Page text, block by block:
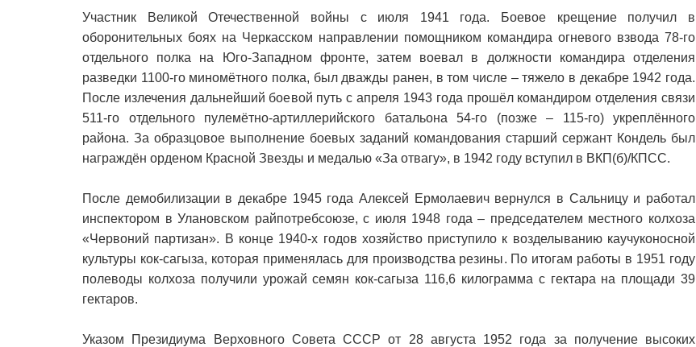
Участник Великой Отечественной войны с июля 1941 года. Боевое крещение получил в
оборонительных боях на Черкасском направлении помощником командира огневого взвода 78-го
отдельного полка на Юго-Западном фронте, затем воевал в должности командира отделения
разведки 1100-го миномётного полка, был дважды ранен, в том числе – тяжело в декабре 1942 года.
После излечения дальнейший боевой путь с апреля 1943 года прошёл командиром отделения связи
511-го отдельного пулемётно-артиллерийского батальона 54-го (позже – 115-го) укреплённого
района. За образцовое выполнение боевых заданий командования старший сержант Кондель был
награждён орденом Красной Звезды и медалью «За отвагу», в 1942 году вступил в ВКП(б)/КПСС.
После демобилизации в декабре 1945 года Алексей Ермолаевич вернулся в Сальницу и работал
инспектором в Улановском райпотребсоюзе, с июля 1948 года – председателем местного колхоза
«Червоний партизан». В конце 1940-х годов хозяйство приступило к возделыванию каучуконосной
культуры кок-сагыза, которая применялась для производства резины. По итогам работы в 1951 году
полеводы колхоза получили урожай семян кок-сагыза 116,6 килограмма с гектара на площади 39
гектаров.
Указом Президиума Верховного Совета СССР от 28 августа 1952 года за получение высоких